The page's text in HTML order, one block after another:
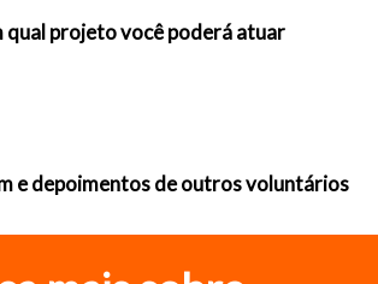
qual projeto você poderá atuar
e depoimentos de outros voluntários